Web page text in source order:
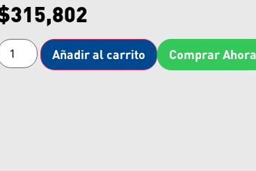
315,802
Añadir al carrito Comprar Ahora